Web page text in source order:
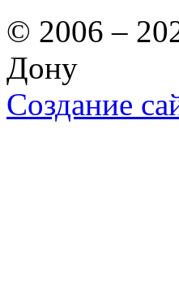
© 2006 –
Дону
Создание